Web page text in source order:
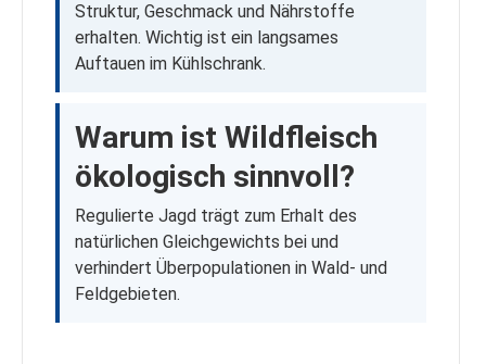
Struktur, Geschmack und Nährstoffe
erhalten. Wichtig ist ein langsames
Auftauen im Kühlschrank.
Warum ist Wildfleisch
ökologisch sinnvoll?
Regulierte Jagd trägt zum Erhalt des
natürlichen Gleichgewichts bei und
verhindert Überpopulationen in Wald- und
Feldgebieten.